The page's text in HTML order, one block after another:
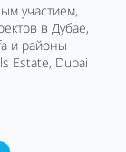
участием,
в Дубае,
и районы
Estate, Dubai